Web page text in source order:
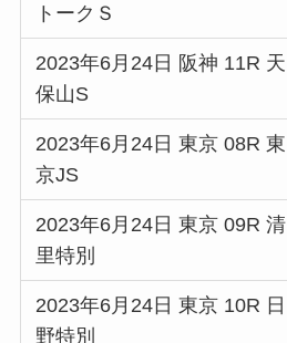
トークＳ
2023年6月24日 阪神 11R 天
保山S
2023年6月24日 東京 08R 東
京JS
2023年6月24日 東京 09R 清
里特別
2023年6月24日 東京 10R 日
野特別